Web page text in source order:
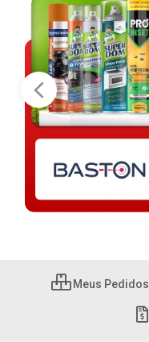
Meus Pedidos